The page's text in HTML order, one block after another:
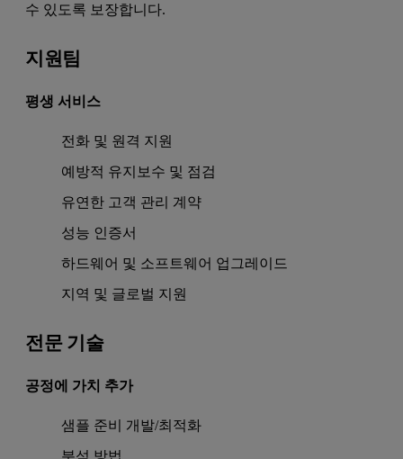
수 있도록 보장합니다.
지원팀
평생 서비스
전화 및 원격 지원
예방적 유지보수 및 점검
유연한 고객 관리 계약
성능 인증서
하드웨어 및 소프트웨어 업그레이드
지역 및 글로벌 지원
전문 기술
공정에 가치 추가
샘플 준비 개발/최적화